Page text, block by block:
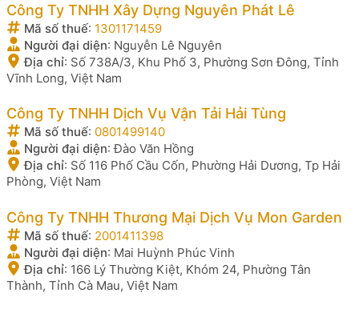
Công Ty TNHH Xây Dựng Nguyên Phát Lê
Mã số thuế: 1301171459
Người đại diện: Nguyễn Lê Nguyên
Địa chỉ: Số 738A/3, Khu Phố 3, Phường Sơn Đông, Tỉnh
Vĩnh Long, Việt Nam
Công Ty TNHH Dịch Vụ Vận Tải Hải Tùng
Mã số thuế: 0801499140
Người đại diện:Đào Văn Hồng
Địa chỉ: Số 116 Phố Cầu Cốn, Phường Hải Dương, Tp Hải
Phòng, Việt Nam
Công Ty TNHH Thương Mại Dịch Vụ Mon Garden
Mã số thuế: 2001411398
Người đại diện: Mai Huỳnh Phúc Vinh
Địa chỉ: 166 Lý Thường Kiệt, Khóm 24, Phường Tân
Thành, Tỉnh Cà Mau, Việt Nam